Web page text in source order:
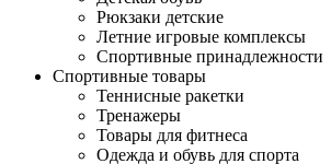
Рюкзаки детские
Летние игровые комплексы
Спортивные принадлежности
Спортивные товары
Теннисные ракетки
Тренажеры
Товары для фитнеса
Одежда и обувь для спорта